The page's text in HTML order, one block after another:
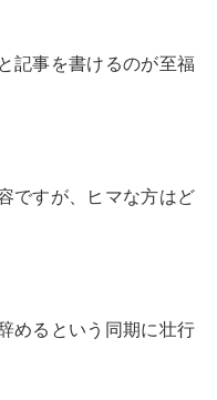
記事を書けるのが至福
ですが、ヒマな方はど
めるという同期に壮行